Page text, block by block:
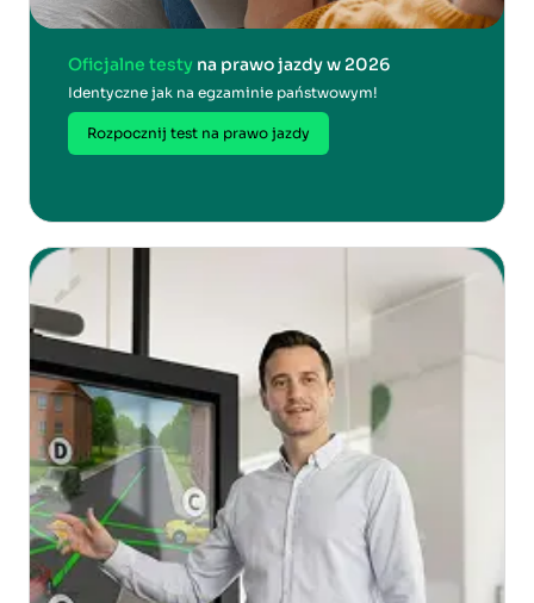
Oficjalne testy na prawo jazdy w 2026
Identyczne jak na egzaminie państwowym!
Rozpocznij test na prawo jazdy